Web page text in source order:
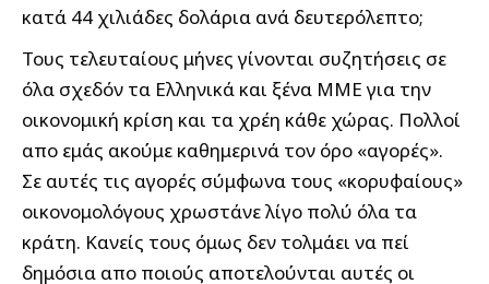
κατά 44 χιλιάδες δολάρια ανά δευτερόλεπτο;
Τους τελευταίους μήνες γίνονται συζητήσεις σε
όλα σχεδόν τα Eλληνικά και ξένα ΜΜΕ για την
οικονομική κρίση και τα χρέη κάθε χώρας. Πολλοί
απο εμάς ακούμε καθημερινά τον όρο «αγορές».
Σε αυτές τις αγορές σύμφωνα τους «κορυφαίους»
οικονομολόγους χρωστάνε λίγο πολύ όλα τα
κράτη. Κανείς τους όμως δεν τολμάει να πεί
δημόσια απο ποιούς αποτελούνται αυτές οι